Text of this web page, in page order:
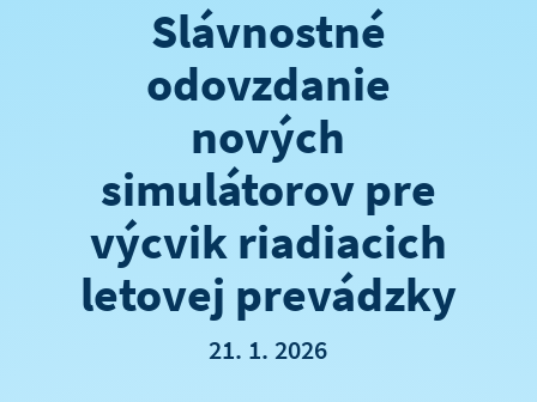
Slávnostné
odovzdanie
nových
simulátorov pre
výcvik riadiacich
letovej prevádzky
21. 1. 2026